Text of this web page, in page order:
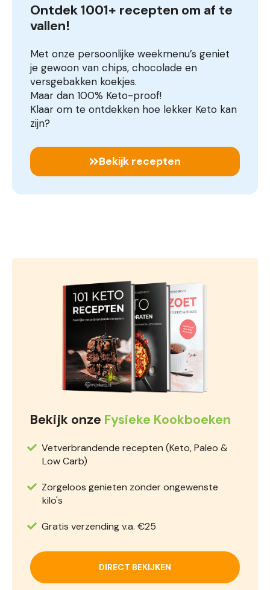
Ontdek 1001+ recepten om af te
vallen!
Met onze persoonlijke weekmenu’s geniet
je gewoon van chips, chocolade en
versgebakken koekjes.
Maar dan 100% Keto-proof!
Klaar om te ontdekken hoe lekker Keto kan
zijn?
Bekijk recepten
Bekijk onze Fysieke Kookboeken
Vetverbrandende recepten (Keto, Paleo &
Low Carb)
Zorgeloos genieten zonder ongewenste
kilo's
Gratis verzending v.a. €25
DIRECT BEKIJKEN